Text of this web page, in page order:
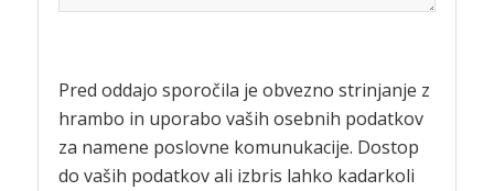
Pred oddajo sporočila je obvezno strinjanje z
hrambo in uporabo vaših osebnih podatkov
za namene poslovne komunukacije. Dostop
do vaših podatkov ali izbris lahko kadarkoli